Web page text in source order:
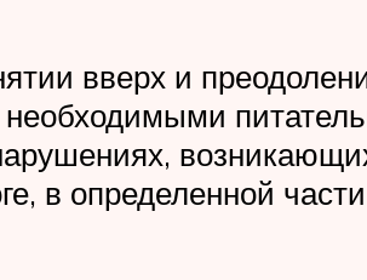
вверх и
в определенной